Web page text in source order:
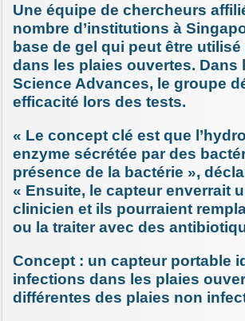
Une équipe de chercheurs
nombre d’institutions à
base de gel qui peut être
dans les plaies ouvertes.
Science Advances, le groupe
efficacité lors des tests.
« Le concept clé est que
enzyme sécrétée par des
présence de la bactérie »,
« Ensuite, le capteur enverrait
clinicien et ils pourraient
ou la traiter avec des
Concept : un capteur portable
infections dans les plaies
différentes des plaies non